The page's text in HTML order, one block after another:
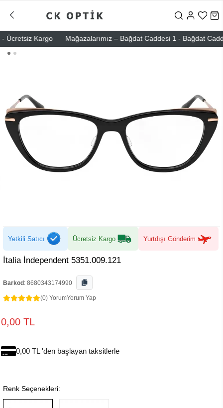
Kargo Mağazalarımız – Bağdat Caddesi 1 - Bağdat
Yetkili Satıcı Ücretsiz Kargo Yurtdışı Gönderim
İtalia İndependent 5351.009.121
Barkod : 8680343174990
(0) YorumYorum Yap
0,00 TL
0,00 TL 'den başlayan taksitlerle
Renk Seçenekleri: